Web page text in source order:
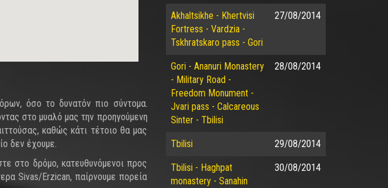
όσο το δυνατόν πιο σύντομα.
στο μυαλό μας την προηγούμενη
καθώς κάτι τέτοιο θα μας
δεν έχουμε.
στο δρόμο, κατευθυνόμενοι προς
Sivas/Erzican, παίρνουμε πορεία
Akhaltsikhe - Khertvisi
Fortress - Vardzia -
Tskhratskaro pass - Gori
27/08/2014
Gori - Ananuri Monastery
- Military Road -
Freedom Monument -
Jvari pass - Calcareous
Sinter - Tbilisi
28/08/2014
Tbilisi 29/08/2014
Tbilisi - Haghpat
monastery - Sanahin
30/08/2014